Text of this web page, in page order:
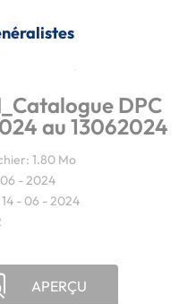
DPC
au 13062024
1.80 Mo
- 2024
- 06 - 2024
APERÇU